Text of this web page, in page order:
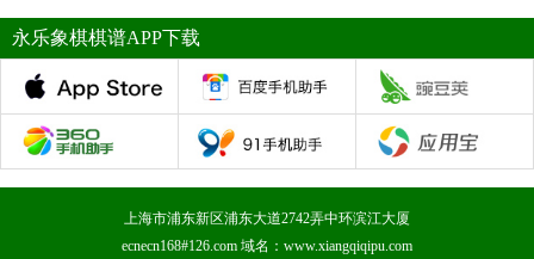
永乐象棋棋谱APP下载
上海市浦东新区浦东大道2742弄中环滨江大厦
ecnecn168#126.com 域名：www.xiangqiqipu.com